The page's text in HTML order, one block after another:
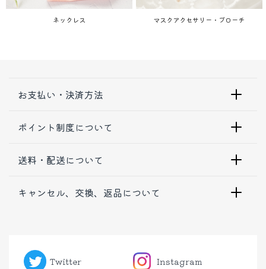
ネックレス マスクアクセサリー・ブローチ
お支払い・決済方法
ポイント制度について
送料・配送について
キャンセル、交換、返品について
Twitter Instagram